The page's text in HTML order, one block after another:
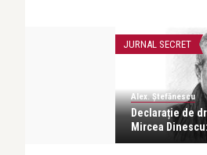
JURNAL SECRET
Alex. Ștefănescu
Declarație de
Mircea